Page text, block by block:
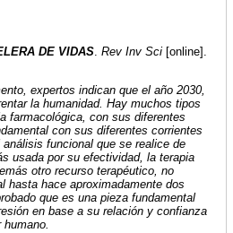
DE VIDAS. Rev Inv Sci [online].
expertos indican que el año 2030,
la humanidad. Hay muchos tipos
farmacológica, con sus diferentes
con sus diferentes corrientes
funcional que se realice de
usada por su efectividad, la terapia
otro recurso terapéutico, no
hasta hace aproximadamente dos
que es una pieza fundamental
en base a su relación y confianza